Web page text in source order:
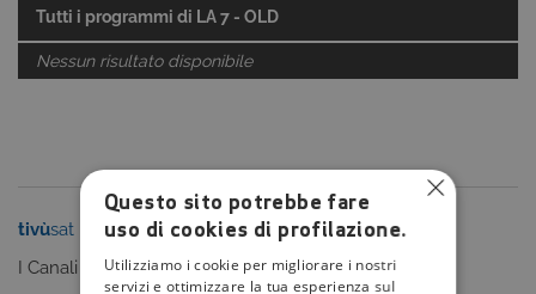
Tutti i programmi di LA 7 - OLD
Nessun risultato disponibile
tivùsat
I Canali
tivùla guida
I programmi
Questo sito potrebbe fare
uso di cookies di profilazione.
Utilizziamo i cookie per migliorare i nostri
servizi e ottimizzare la tua esperienza sul